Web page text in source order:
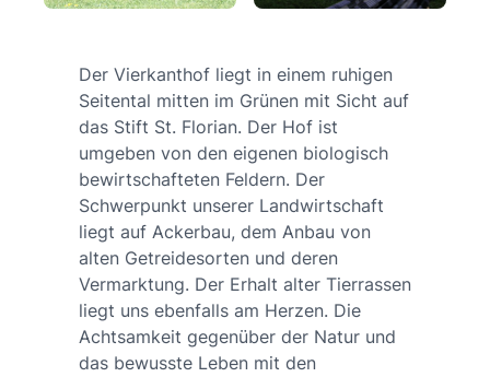
Der Vierkanthof liegt in einem ruhigen
Seitental mitten im Grünen mit Sicht auf
das Stift St. Florian. Der Hof ist
umgeben von den eigenen biologisch
bewirtschafteten Feldern. Der
Schwerpunkt unserer Landwirtschaft
liegt auf Ackerbau, dem Anbau von
alten Getreidesorten und deren
Vermarktung. Der Erhalt alter Tierrassen
liegt uns ebenfalls am Herzen. Die
Achtsamkeit gegenüber der Natur und
das bewusste Leben mit den